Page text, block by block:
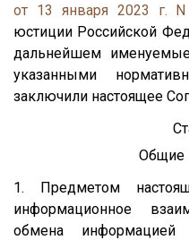
от 13 января 2023 г.
юстиции Российской
дальнейшем именуемые
указанными
заключили настоящее
Общие
1. Предметом
информационное
обмена